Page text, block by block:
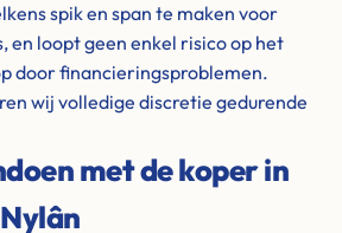
spik en span te maken voor
en loopt geen enkel risico op het
door financieringsproblemen.
wij volledige discretie gedurende
met de koper in